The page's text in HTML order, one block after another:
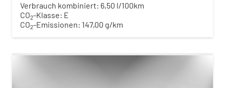
Verbrauch kombiniert: 6,50 l/100km
CO2-Klasse: E
CO2-Emissionen: 147,00 g/km